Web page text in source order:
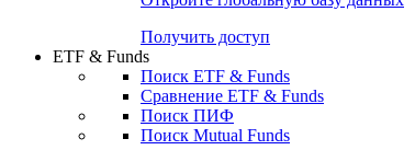
Получить доступ
ETF & Funds
Поиск ETF & Funds
Сравнение ETF & Funds
Поиск ПИФ
Поиск Mutual Funds